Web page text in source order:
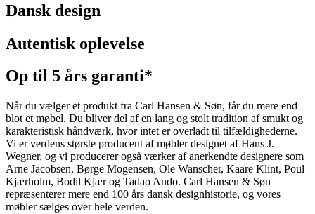
Dansk design
Autentisk oplevelse
Op til 5 års garanti*
Når du vælger et produkt fra Carl Hansen & Søn, får du mere end
blot et møbel. Du bliver del af en lang og stolt tradition af smukt og
karakteristisk håndværk, hvor intet er overladt til tilfældighederne.
Vi er verdens største producent af møbler designet af Hans J.
Wegner, og vi producerer også værker af anerkendte designere som
Arne Jacobsen, Børge Mogensen, Ole Wanscher, Kaare Klint, Poul
Kjærholm, Bodil Kjær og Tadao Ando. Carl Hansen & Søn
repræsenterer mere end 100 års dansk designhistorie, og vores
møbler sælges over hele verden.